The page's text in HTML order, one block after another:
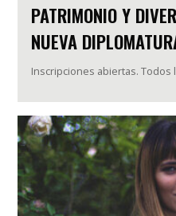
PATRIMONIO Y
NUEVA
Inscripciones abiertas.